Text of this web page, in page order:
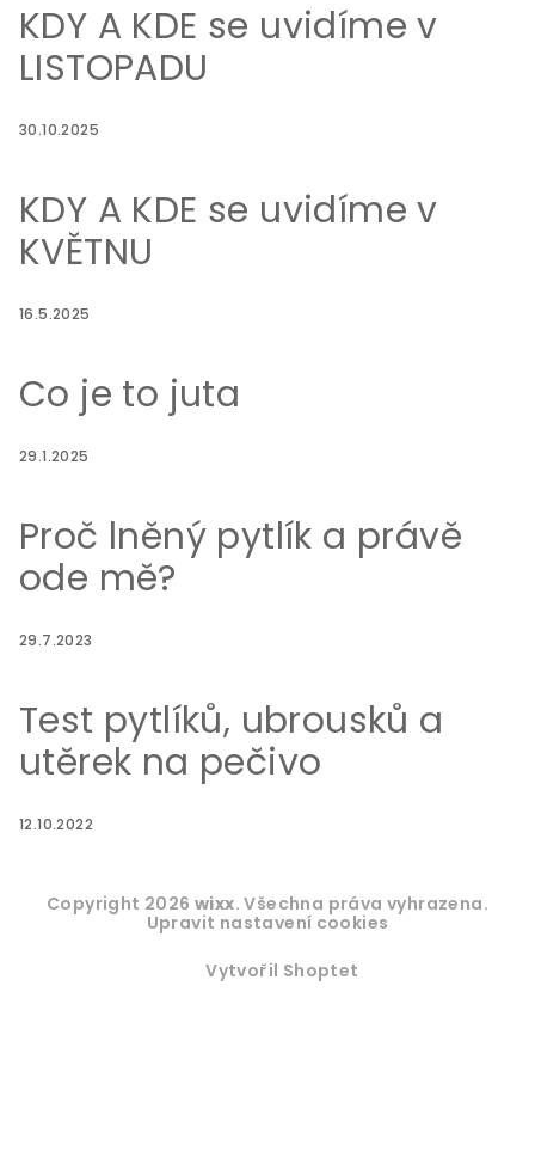
KDY A KDE se uvidíme v
LISTOPADU
30.10.2025
KDY A KDE se uvidíme v
KVĚTNU
16.5.2025
Co je to juta
29.1.2025
Proč lněný pytlík a právě
ode mě?
29.7.2023
Test pytlíků, ubrousků a
utěrek na pečivo
12.10.2022
Copyright 2026 wixx. Všechna práva vyhrazena.
Upravit nastavení cookies
Vytvořil Shoptet